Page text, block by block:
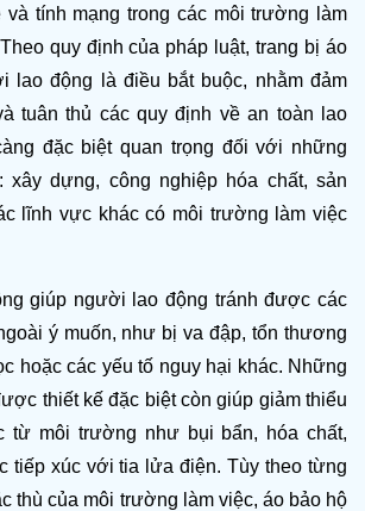
và tính mạng trong các môi trường làm
quy định của pháp luật, trang bị áo
lao động là điều bắt buộc, nhằm đảm
tuân thủ các quy định về an toàn lao
đặc biệt quan trọng đối với những
xây dựng, công nghiệp hóa chất, sản
lĩnh vực khác có môi trường làm việc
giúp người lao động tránh được các
ý muốn, như bị va đập, tổn thương
hoặc các yếu tố nguy hại khác. Những
thiết kế đặc biệt còn giúp giảm thiểu
từ môi trường như bụi bẩn, hóa chất,
tiếp xúc với tia lửa điện. Tùy theo từng
thù của môi trường làm việc, áo bảo hộ